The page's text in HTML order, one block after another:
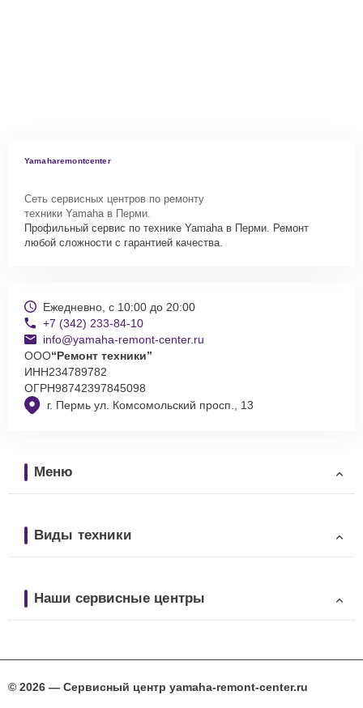
Yamaharemontcenter
Сеть сервисных центров по ремонту
техники Yamaha в Перми.
Профильный сервис по технике Yamaha в Перми. Ремонт
любой сложности с гарантией качества.
г. Пермь ул. Комсомольский просп., 13
Ежедневно, с 10:00 до 20:00
+7 (342) 233-84-10
info@yamaha-remont-center.ru
ООО“Ремонт техники”
ИНН234789782
ОГРН98742397845098
Меню
Виды техники
Наши сервисные центры
© 2026 — Сервисный центр yamaha-remont-center.ru